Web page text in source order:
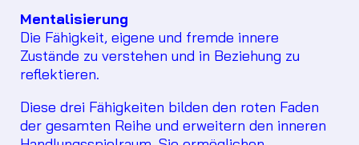
Mentalisierung
Die Fähigkeit, eigene und fremde innere
Zustände zu verstehen und in Beziehung zu
reflektieren.
Diese drei Fähigkeiten bilden den roten Faden
der gesamten Reihe und erweitern den inneren